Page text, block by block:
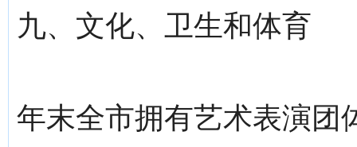
九、文化、卫生和体育
年末全市拥有艺术表演团